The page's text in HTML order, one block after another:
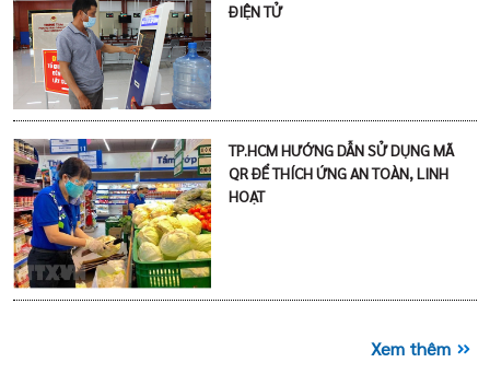
ĐIỆN TỬ
TP.HCM HƯỚNG DẪN SỬ DỤNG MÃ
QR ĐỂ THÍCH ỨNG AN TOÀN, LINH
HOẠT
Xem thêm